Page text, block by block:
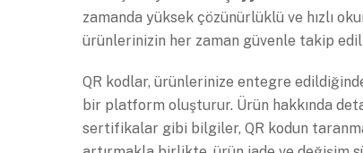
zamanda yüksek çözünürlüklü ve hızlı
ürünlerinizin her zaman güvenle takip
QR kodlar, ürünlerinize entegre
bir platform oluşturur. Ürün hakkında
sertifikalar gibi bilgiler, QR kodun